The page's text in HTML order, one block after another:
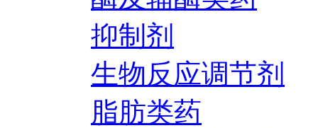
抑制剂
生物反应调节剂
脂肪类药